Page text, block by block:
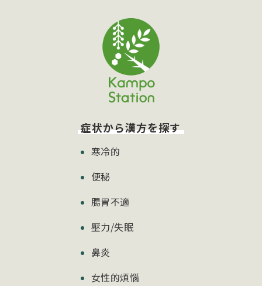
症状から漢方を探す
寒冷的
便秘
腸胃不適
壓力/失眠
鼻炎
女性的煩惱